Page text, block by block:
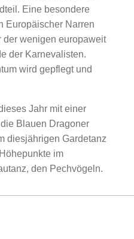
Eine besondere
Europäischer Narren
der wenigen europaweit
der Karnevalisten.
wird gepflegt und
Jahr mit einer
Blauen Dragoner
diesjährigen Gardetanz
im
den Pechvögeln.